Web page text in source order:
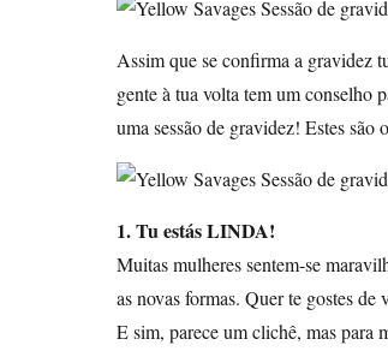
Assim que se confirma a gravidez
gente à tua volta tem um conselho
uma sessão de gravidez! Estes
1. Tu estás LINDA!
Muitas mulheres sentem-se
as novas formas. Quer te gostes de
E sim, parece um clichê, mas para